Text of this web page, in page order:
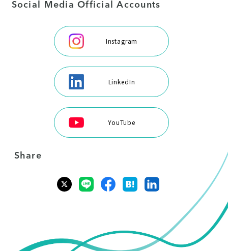
Social Media Official Accounts
Instagram
LinkedIn
YouTube
Share